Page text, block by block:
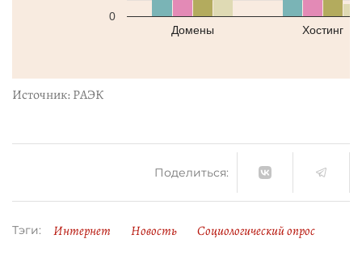
Домены Хостинг
0
Источник: РАЭК
Поделиться:
Тэги: Интернет Новость Социологический опрос